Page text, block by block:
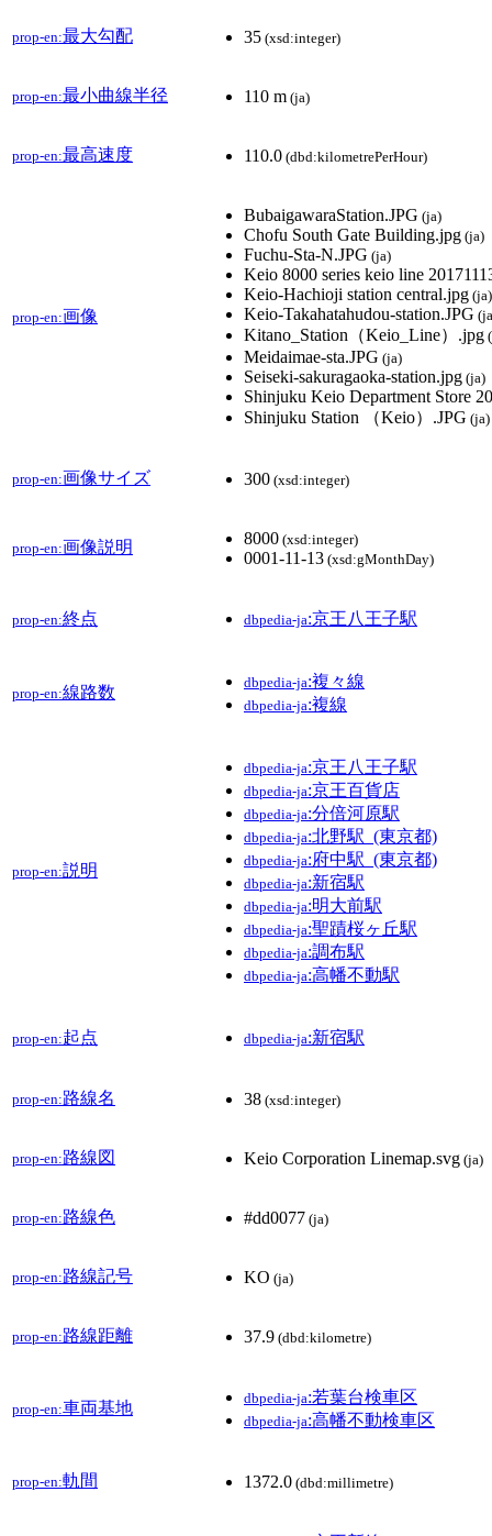
prop-en:最大勾配 35 (xsd:integer)
prop-en:最小曲線半径 110 m (ja)
prop-en:最高速度 110.0 (dbd:kilometrePerHour)
prop-en:画像
BubaigawaraStation.JPG (ja)
Chofu South Gate Building.jpg (ja)
Fuchu-Sta-N.JPG (ja)
Keio 8000 series keio line
Keio-Hachioji station central.jpg (ja)
Keio-Takahatahudou-station.JPG
Kitano_Station（Keio_Line）.jpg
Meidaimae-sta.JPG (ja)
Seiseki-sakuragaoka-station.jpg (ja)
Shinjuku Keio Department Store
Shinjuku Station （Keio）.JPG (ja)
prop-en:画像サイズ 300 (xsd:integer)
prop-en:画像説明 8000 (xsd:integer)
0001-11-13 (xsd:gMonthDay)
prop-en:終点 dbpedia-ja:京王八王子駅
prop-en:線路数
dbpedia-ja:複々線
dbpedia-ja:複線
prop-en:説明
dbpedia-ja:京王八王子駅
dbpedia-ja:京王百貨店
dbpedia-ja:分倍河原駅
dbpedia-ja:北野駅_(東京都)
dbpedia-ja:府中駅_(東京都)
dbpedia-ja:新宿駅
dbpedia-ja:明大前駅
dbpedia-ja:聖蹟桜ヶ丘駅
dbpedia-ja:調布駅
dbpedia-ja:高幡不動駅
prop-en:起点 dbpedia-ja:新宿駅
prop-en:路線名 38 (xsd:integer)
prop-en:路線図 Keio Corporation Linemap.svg (ja)
prop-en:路線色 #dd0077 (ja)
prop-en:路線記号 KO (ja)
prop-en:路線距離 37.9 (dbd:kilometre)
prop-en:車両基地
dbpedia-ja:若葉台検車区
dbpedia-ja:高幡不動検車区
prop-en:軌間 1372.0 (dbd:millimetre)